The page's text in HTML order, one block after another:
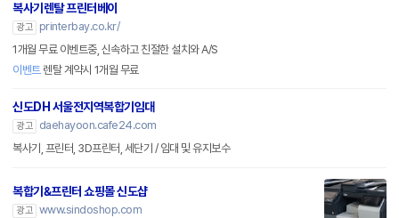
복사기렌탈 프린터베이
광고
printerbay.co.kr/
1개월 무료 이벤트중, 신속하고 친절한 설치와 A/S
이벤트렌탈 계약시 1개월 무료
신도DH 서울전지역복합기임대
광고
daehayoon.cafe24.com
복사기, 프린터, 3D프린터, 세단기 / 임대 및 유지보수
복합기&프린터 쇼핑몰 신도샵
광고 www.sindoshop.com